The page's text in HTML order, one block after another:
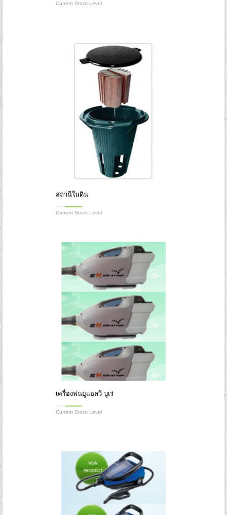
Current Stock Level
สถานีในดิน
Current Stock Level
เครื่องพ่นยูแอลวี บูเร่
Current Stock Level